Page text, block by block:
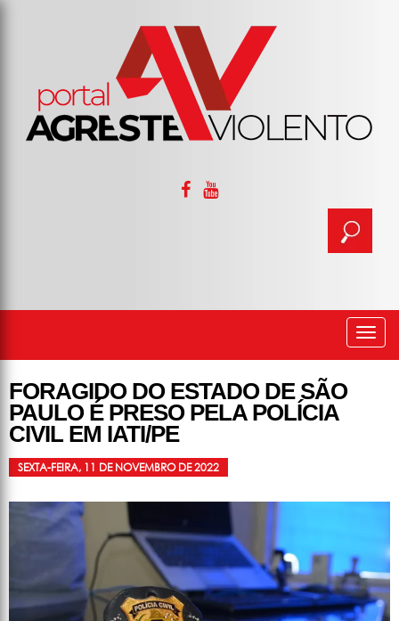
FORAGIDO DO ESTADO DE SÃO
PAULO É PRESO PELA POLÍCIA
CIVIL EM IATI/PE
SEXTA-FEIRA, 11 DE NOVEMBRO DE 2022